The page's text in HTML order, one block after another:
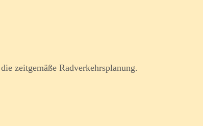
zeitgemäße Radverkehrsplanung.